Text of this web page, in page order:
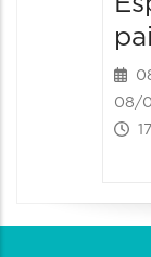
08/